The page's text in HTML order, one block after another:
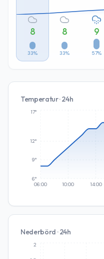
8
33%
8
33%
9
57%
Temperatur · 24h
06:00 10:00 14:00
6°
9°
12°
17°
Nederbörd · 24h
2